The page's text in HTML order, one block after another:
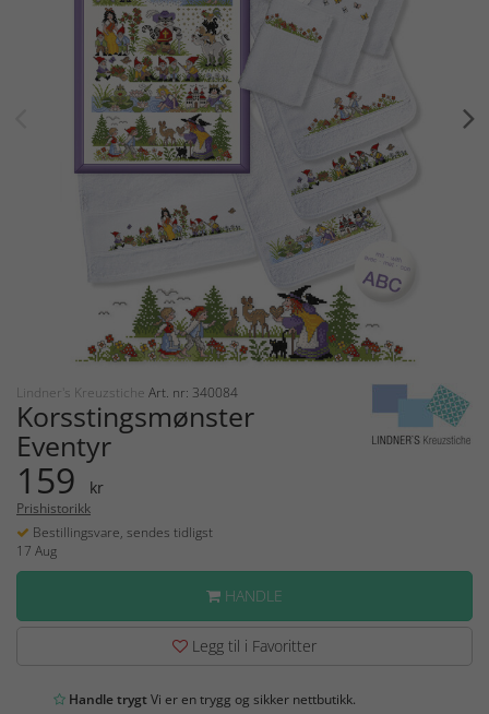
Lindner's Kreuzstiche Art. nr: 340084
Korsstingsmønster
Eventyr
159 kr
Prishistorikk
Bestillingsvare, sendes tidligst
17 Aug
HANDLE
Legg til i Favoritter
Handle trygtVi er en trygg og sikker nettbutikk.